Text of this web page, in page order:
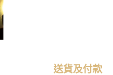
送貨及付款